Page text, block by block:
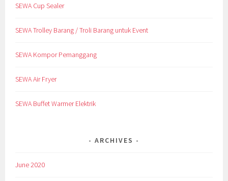
SEWA Cup Sealer
SEWA Trolley Barang / Troli Barang untuk Event
SEWA Kompor Pemanggang
SEWA Air Fryer
SEWA Buffet Warmer Elektrik
ARCHIVES
June 2020